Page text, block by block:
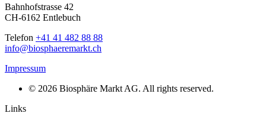
Bahnhofstrasse 42
CH-6162 Entlebuch
Telefon +41 41 482 88 88
info@biosphaeremarkt.ch
Impressum
© 2026 Biosphäre Markt AG. All rights reserved.
Links